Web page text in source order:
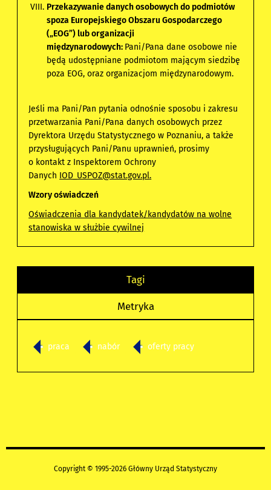
Przekazywanie danych osobowych do podmiotów
spoza Europejskiego Obszaru Gospodarczego
(„EOG”) lub organizacji
międzynarodowych: Pani/Pana dane osobowe nie
będą udostępniane podmiotom mającym siedzibę
poza EOG, oraz organizacjom międzynarodowym.
Jeśli ma Pani/Pan pytania odnośnie sposobu i zakresu
przetwarzania Pani/Pana danych osobowych przez
Dyrektora Urzędu Statystycznego w Poznaniu, a także
przysługujących Pani/Panu uprawnień, prosimy
o kontakt z Inspektorem Ochrony
Danych IOD_USPOZ@stat.gov.pl.
Wzory oświadczeń
Oświadczenia dla kandydatek/kandydatów na wolne
stanowiska w służbie cywilnej
Tagi
Metryka
praca nabór oferty pracy
Copyright © 1995-2026 Główny Urząd Statystyczny